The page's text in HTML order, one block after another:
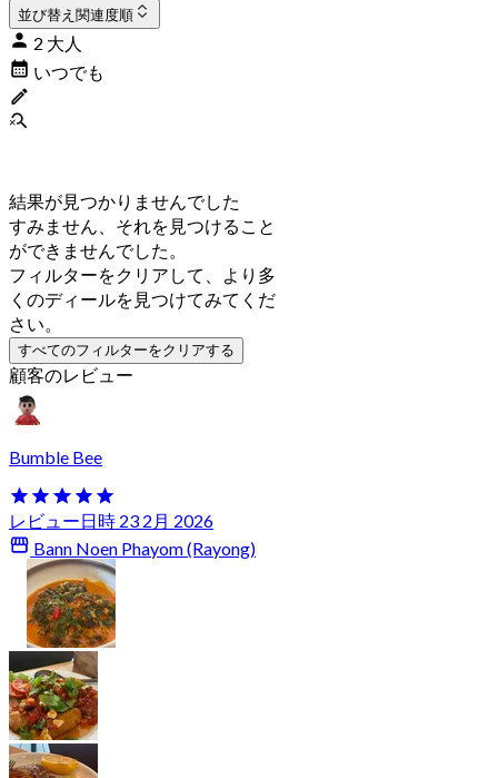
並び替え 関連度順
2 大人
いつでも
結果が見つかりませんでした
すみません、それを見つけること
ができませんでした。
フィルターをクリアして、より多
くのディールを見つけてみてくだ
さい。
すべてのフィルターをクリアする
顧客のレビュー
Bumble Bee
レビュー日時 23 2月 2026
Bann Noen Phayom (Rayong)